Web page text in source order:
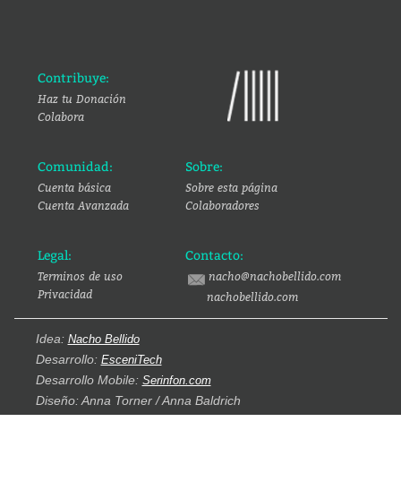
Contribuye:
Haz tu Donación
Colabora
Comunidad:
Cuenta básica
Cuenta Avanzada
Sobre:
Sobre esta página
Colaboradores
Legal:
Terminos de uso
Privacidad
Contacto:
nacho@nachobellido.com
nachobellido.com
Idea: Nacho Bellido
Desarrollo: EsceniTech
Desarrollo Mobile: Serinfon.com
Diseño: Anna Torner / Anna Baldrich